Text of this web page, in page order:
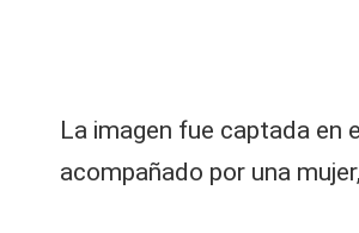
La imagen fue captada en
acompañado por una